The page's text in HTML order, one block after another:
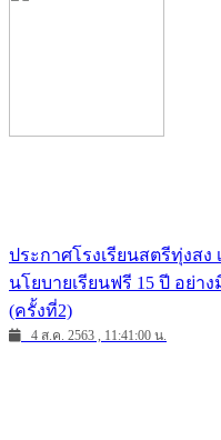
ประกาศโรงเรียนสตรีทุ่งสง
นโยบายเรียนฟรี 15 ปี อย่า
(ครั้งที่2)
4 ส.ค. 2563 , 11:41:00 น.